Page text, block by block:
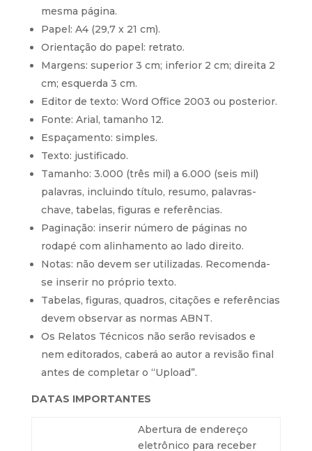
mesma página.
Papel: A4 (29,7 x 21 cm).
Orientação do papel: retrato.
Margens: superior 3 cm; inferior 2 cm; direita 2
cm; esquerda 3 cm.
Editor de texto: Word Office 2003 ou posterior.
Fonte: Arial, tamanho 12.
Espaçamento: simples.
Texto: justificado.
Tamanho: 3.000 (três mil) a 6.000 (seis mil)
palavras, incluindo título, resumo, palavras-
chave, tabelas, figuras e referências.
Paginação: inserir número de páginas no
rodapé com alinhamento ao lado direito.
Notas: não devem ser utilizadas. Recomenda-
se inserir no próprio texto.
Tabelas, figuras, quadros, citações e referências
devem observar as normas ABNT.
Os Relatos Técnicos não serão revisados e
nem editorados, caberá ao autor a revisão final
antes de completar o “Upload”.
DATAS IMPORTANTES
Abertura de endereço
eletrônico para receber